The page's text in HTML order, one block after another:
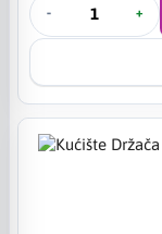
- +